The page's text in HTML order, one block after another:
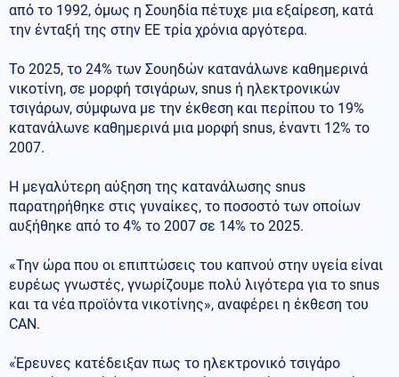
από το 1992, όμως η Σουηδία πέτυχε μια εξαίρεση, κατά
την ένταξή της στην ΕΕ τρία χρόνια αργότερα.
Το 2025, το 24% των Σουηδών κατανάλωνε καθημερινά
νικοτίνη, σε μορφή τσιγάρων, snus ή ηλεκτρονικών
τσιγάρων, σύμφωνα με την έκθεση και περίπου το 19%
κατανάλωνε καθημερινά μια μορφή snus, έναντι 12% το
2007.
Η μεγαλύτερη αύξηση της κατανάλωσης snus
παρατηρήθηκε στις γυναίκες, το ποσοστό των οποίων
αυξήθηκε από το 4% το 2007 σε 14% το 2025.
«Την ώρα που οι επιπτώσεις του καπνού στην υγεία είναι
ευρέως γνωστές, γνωρίζουμε πολύ λιγότερα για το snus
και τα νέα προϊόντα νικοτίνης», αναφέρει η έκθεση του
CAN.
«Έρευνες κατέδειξαν πως το ηλεκτρονικό τσιγάρο